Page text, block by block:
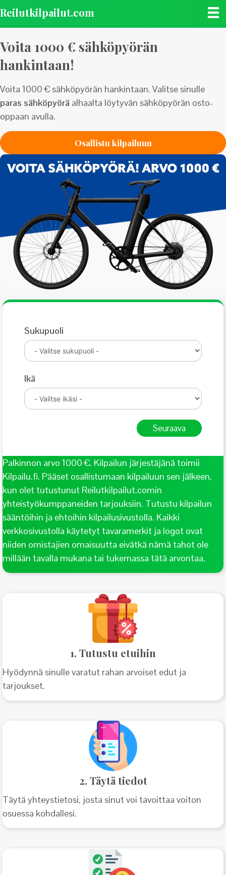
Reilutkilpailut.com
Voita 1000 € sähköpyörän
hankintaan!
Voita 1000 € sähköpyörän hankintaan. Valitse sinulle
paras sähköpyörä alhaalta löytyvän sähköpyörän osto-
oppaan avulla.
Osallistu kilpailuun
Sukupuoli
Ikä
Seuraava
Palkinnon arvo 1000 €. Kilpailun järjestäjänä toimii
Kilpailu.fi. Pääset osallistumaan kilpailuun sen jälkeen,
kun olet tutustunut Reilutkilpailut.comin
yhteistyökumppaneiden tarjouksiin. Tutustu kilpailun
sääntöihin ja ehtoihin kilpailusivustolla. Kaikki
verkkosivustolla käytetyt tavaramerkit ja logot ovat
niiden omistajien omaisuutta eivätkä nämä tahot ole
millään tavalla mukana tai tukemassa tätä arvontaa.
1. Tutustu etuihin
Hyödynnä sinulle varatut rahan arvoiset edut ja
tarjoukset.
2. Täytä tiedot
Täytä yhteystietosi, josta sinut voi tavoittaa voiton
osuessa kohdallesi.